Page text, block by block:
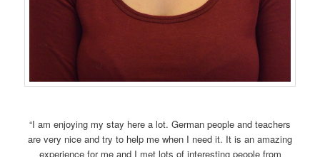
“I am enjoying my stay here a lot. German people and teachers
are very nice and try to help me when I need it. It is an amazing
experience for me and I met lots of interesting people from